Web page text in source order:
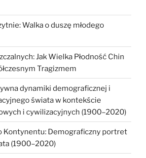
Walka o duszę młodego
Jak Wielka Płodność Chin
Tragizmem
dynamiki demograficznej i
świata w kontekście
i cywilizacyjnych (1900–2020)
Kontynentu: Demograficzny portret
(1900–2020)